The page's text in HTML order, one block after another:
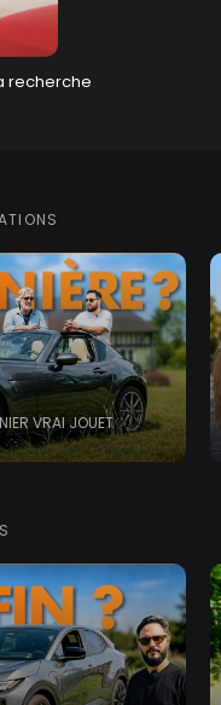
recherche
VRAI JOUET